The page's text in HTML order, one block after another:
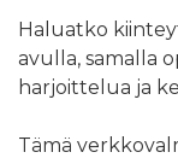
Haluatko
avulla, samalla
harjoittelua ja
Tämä